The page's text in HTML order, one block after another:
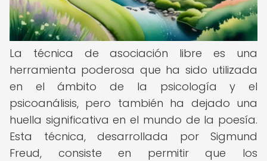
La técnica de asociación libre es una
herramienta poderosa que ha sido utilizada
en el ámbito de la psicología y el
psicoanálisis, pero también ha dejado una
huella significativa en el mundo de la poesía.
Esta técnica, desarrollada por Sigmund
Freud, consiste en permitir que los